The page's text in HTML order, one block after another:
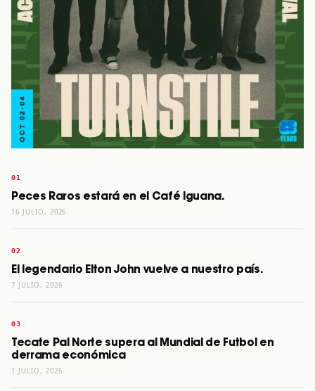
Peces Raros estará en el Café Iguana.
16 JULIO, 2026
El legendario Elton John vuelve a nuestro país.
7 JULIO, 2026
Tecate Pal Norte supera al Mundial de Futbol en
derrama económica
1 JULIO, 2026